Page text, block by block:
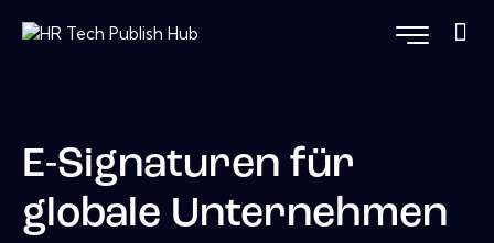
E-Signaturen für
globale Unternehmen